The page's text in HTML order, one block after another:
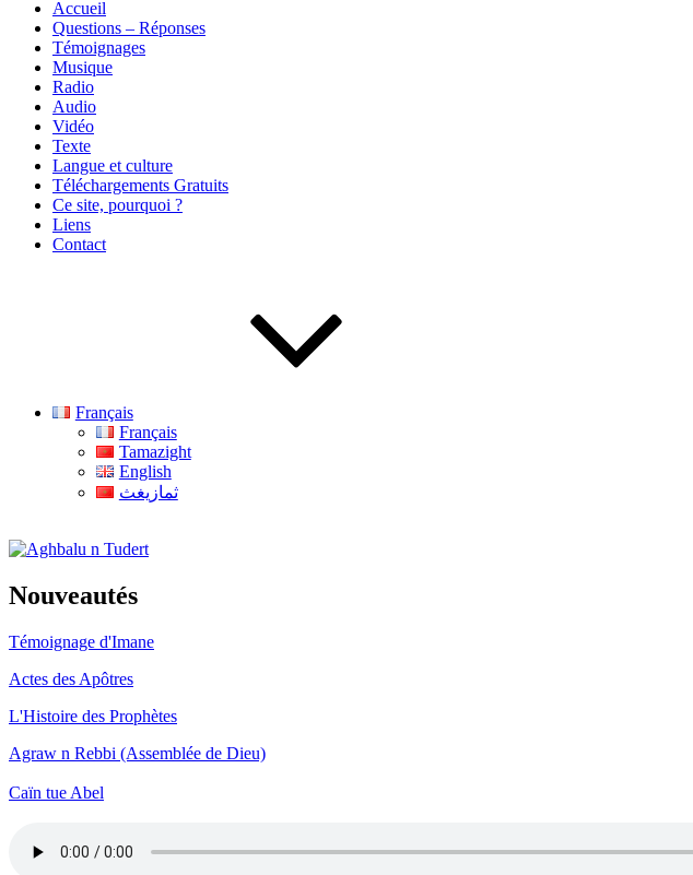
Accueil
Questions – Réponses
Témoignages
Musique
Radio
Audio
Vidéo
Texte
Langue et culture
Téléchargements Gratuits
Ce site, pourquoi ?
Liens
Contact
Français
Français
Tamazight
English
ثمازيغث
Aghbalu n Tudert
Nouveautés
Témoignage d'Imane
Actes des Apôtres
L'Histoire des Prophètes
Agraw n Rebbi (Assemblée de Dieu)
Caïn tue Abel